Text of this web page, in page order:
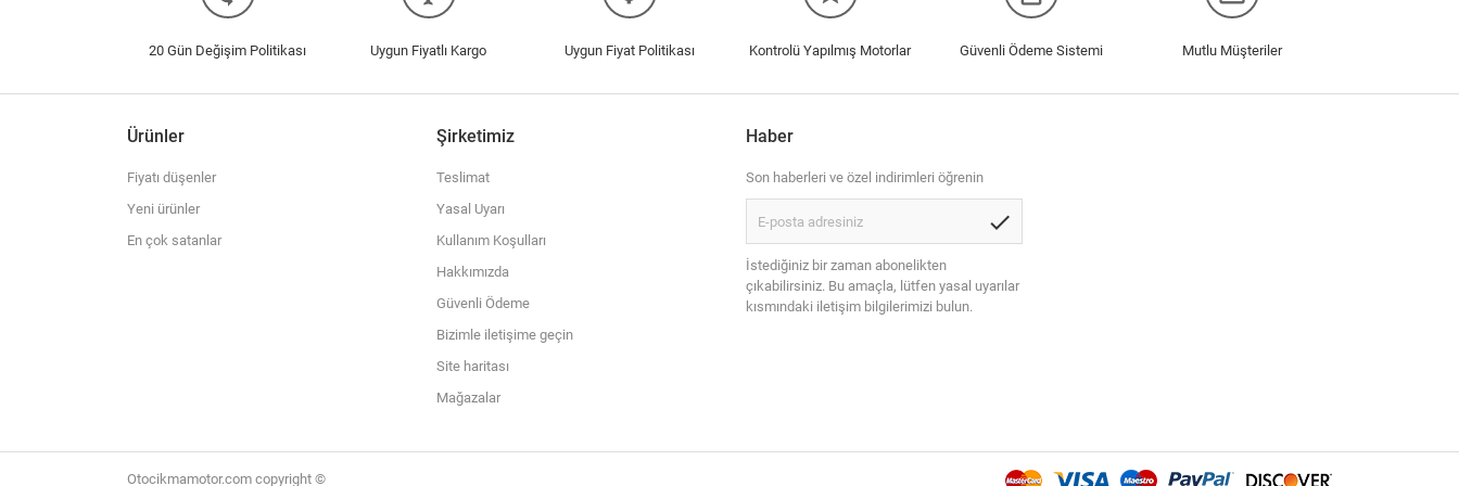
20 Gün Değişim Politikası Uygun Fiyatlı Kargo Uygun Fiyat Politikası Kontrolü Yapılmış Motorlar Güvenli Ödeme Sistemi Mutlu Müşteriler
Ürünler
Fiyatı düşenler
Yeni ürünler
En çok satanlar
Şirketimiz
Teslimat
Yasal Uyarı
Kullanım Koşulları
Hakkımızda
Güvenli Ödeme
Bizimle iletişime geçin
Site haritası
Mağazalar
Haber
Son haberleri ve özel indirimleri öğrenin
check
İstediğiniz bir zaman abonelikten
çıkabilirsiniz. Bu amaçla, lütfen yasal uyarılar
kısmındaki iletişim bilgilerimizi bulun.
Otocikmamotor.com copyright ©